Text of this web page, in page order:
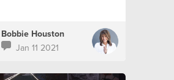
Bobbie Houston
Jan 11 2021